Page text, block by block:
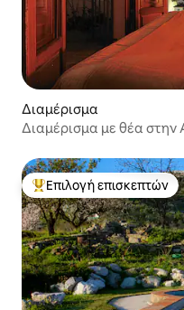
Διαμέρισμα
Διαμέρισμα με θέα
Κορυφαία επιλογή
Επιλογή επισκεπτών